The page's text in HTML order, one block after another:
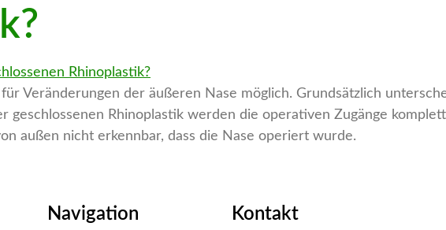
Veränderungen der äußeren Nase möglich. Grundsätzlich
geschlossenen Rhinoplastik werden die operativen Zugänge
außen nicht erkennbar, dass die Nase operiert wurde.
Navigation Kontakt